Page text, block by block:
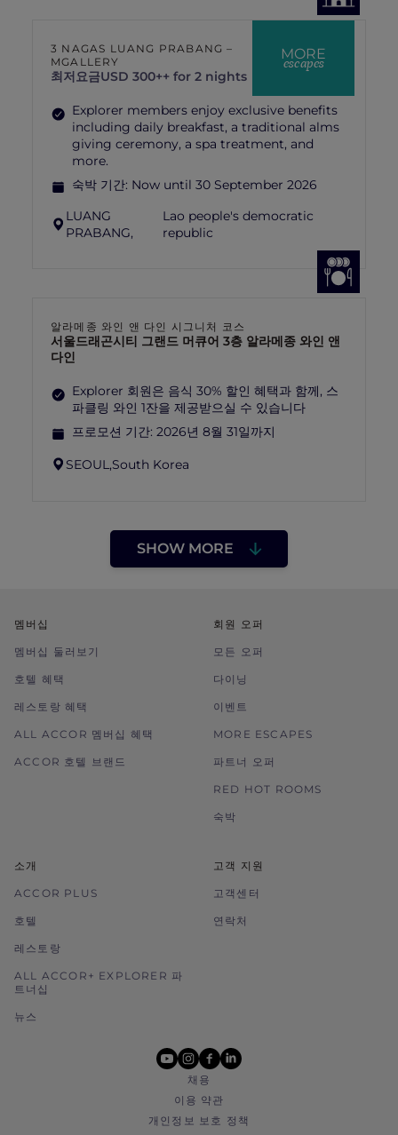
MORE
escapes
3 NAGAS LUANG PRABANG –
MGALLERY
최저요금USD 300++ for 2 nights
Explorer members enjoy exclusive benefits
including daily breakfast, a traditional alms
giving ceremony, a spa treatment, and
more.
숙박 기간: Now until 30 September 2026
LUANG
PRABANG,
Lao people's democratic
republic
알라메종 와인 앤 다인 시그니처 코스
서울드래곤시티 그랜드 머큐어 3층 알라메종 와인 앤
다인
Explorer 회원은 음식 30% 할인 혜택과 함께, 스
파클링 와인 1잔을 제공받으실 수 있습니다
프로모션 기간: 2026년 8월 31일까지
SEOUL,South Korea
SHOW MORE
멤버십
멤버십 둘러보기
호텔 혜택
레스토랑 혜택
ALL ACCOR 멤버십 혜택
ACCOR 호텔 브랜드
회원 오퍼
모든 오퍼
다이닝
이벤트
MORE ESCAPES
파트너 오퍼
RED HOT ROOMS
숙박
소개
ACCOR PLUS
호텔
레스토랑
ALL ACCOR+ EXPLORER 파
트너십
뉴스
고객 지원
고객센터
연락처
youtube
instagram
facebook
linkedin
채용
이용 약관
개인정보 보호 정책